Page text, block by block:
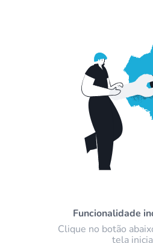
Funcionalidade
Clique no botão
tela